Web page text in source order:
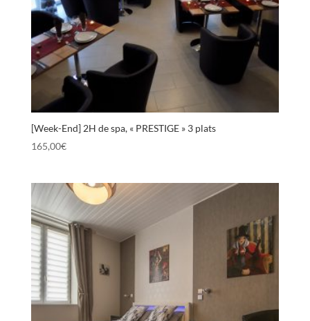
[Week-End] 2H de spa, « PRESTIGE » 3 plats
165,00€